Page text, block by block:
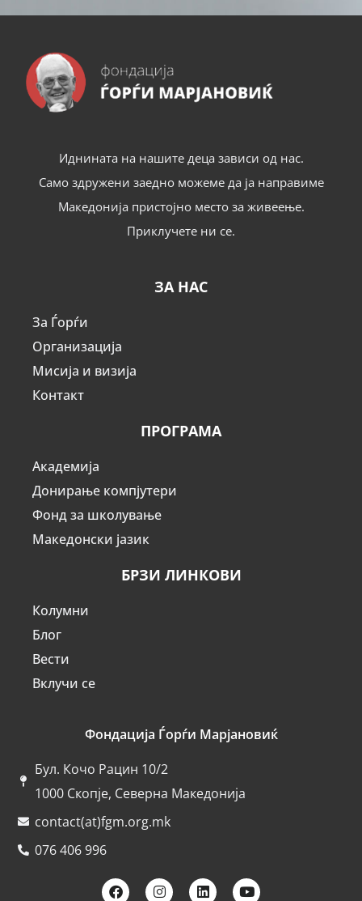
Иднината на нашите деца зависи од нас.
Само здружени заедно можеме да ја направиме
Македонија пристојно место за живеење.
Приклучете ни се.
ЗА НАС
За Ѓорѓи
Организација
Мисија и визија
Контакт
ПРОГРАМА
Академија
Донирање компјутери
Фонд за школување
Македонски јазик
БРЗИ ЛИНКОВИ
Колумни
Блог
Вести
Вклучи се
Фондација Ѓорѓи Марјановиќ
Бул. Кочо Рацин 10/2
1000 Скопје, Северна Македонија
contact(at)fgm.org.mk
076 406 996